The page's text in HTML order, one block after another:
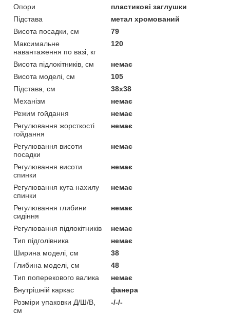
Опори
пластикові заглушки
Підстава
метал хромований
Висота посадки, см
79
Максимальне
навантаження по вазі, кг
120
Висота підлокітників, см
немає
Висота моделі, см
105
Підстава, см
38x38
Механізм
немає
Режим гойдання
немає
Регулювання жорсткості
гойдання
немає
Регулювання висоти
посадки
немає
Регулювання висоти
спинки
немає
Регулювання кута нахилу
спинки
немає
Регулювання глибини
сидіння
немає
Регулювання підлокітників
немає
Тип підголівника
немає
Ширина моделі, см
38
Глибина моделі, см
48
Тип поперекового валика
немає
Внутрішній каркас
фанера
Розміри упаковки Д/Ш/В,
см
-/-/-